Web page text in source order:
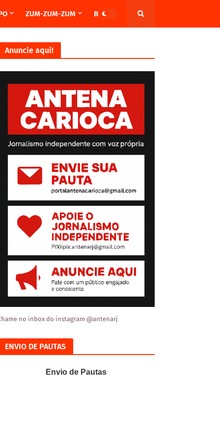
ZUM-ZUM-ZUM BRASIL
Anuncie aqui!
no inbox do instagram @antenarj
ENVIO DE PAUTAS
Envio de Pautas